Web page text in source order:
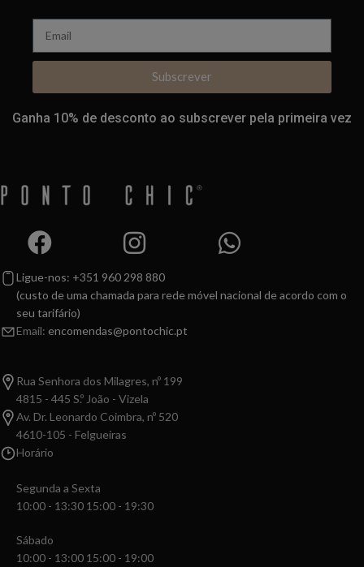
Subscrever
Ganha 10% de desconto ao subscrever pela primeira vez
Ligue-nos: +351 960 298 880
(custo de uma chamada para rede móvel nacional de acordo com o
seu tarifário)
Email: encomendas@pontochic.pt
Rua Senhora dos Milagres, nº 199
4815 - 445 S.º João - Vizela
Av. Dr. Leonardo Coimbra, nº 520
4610-105 - Felgueiras
Horário
Segunda a Sexta
10:00 - 13:30 15:00 - 19:30
Sábado
10:00 - 13:00 15:00 - 19:00